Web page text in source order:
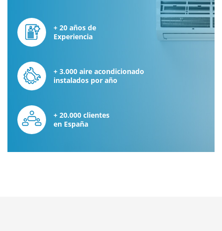
+ 20 años de
Experiencia
+ 3.000 aire acondicionado
instalados por año
+ 20.000 clientes
en España